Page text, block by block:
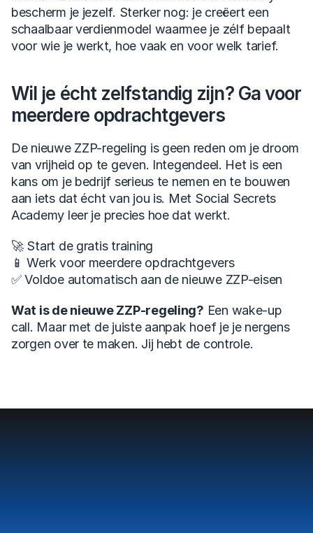
bescherm je jezelf. Sterker nog: je creëert een
schaalbaar verdienmodel waarmee je zélf bepaalt
voor wie je werkt, hoe vaak en voor welk tarief.
Wil je écht zelfstandig zijn? Ga voor
meerdere opdrachtgevers
De nieuwe ZZP-regeling is geen reden om je droom
van vrijheid op te geven. Integendeel. Het is een
kans om je bedrijf serieus te nemen en te bouwen
aan iets dat écht van jou is. Met Social Secrets
Academy leer je precies hoe dat werkt.
🚀 Start de gratis training
📱 Werk voor meerdere opdrachtgevers
✅ Voldoe automatisch aan de nieuwe ZZP-eisen
Wat is de nieuwe ZZP-regeling? Een wake-up
call. Maar met de juiste aanpak hoef je je nergens
zorgen over te maken. Jij hebt de controle.